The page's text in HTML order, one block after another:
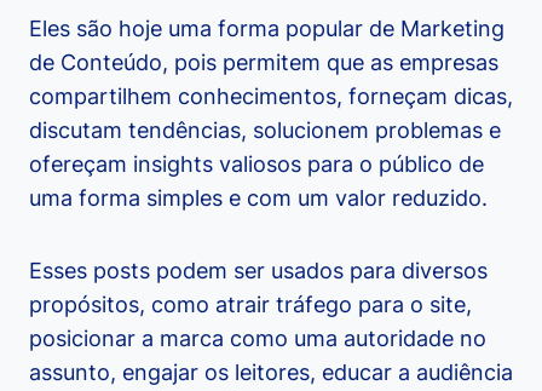
Eles são hoje uma forma popular de Marketing
de Conteúdo, pois permitem que as empresas
compartilhem conhecimentos, forneçam dicas,
discutam tendências, solucionem problemas e
ofereçam insights valiosos para o público de
uma forma simples e com um valor reduzido.
Esses posts podem ser usados para diversos
propósitos, como atrair tráfego para o site,
posicionar a marca como uma autoridade no
assunto, engajar os leitores, educar a audiência